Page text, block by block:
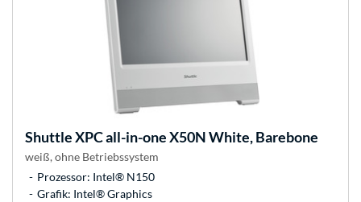
ShuttleXPC all-in-one X50N White, Barebone
weiß, ohne Betriebssystem
Prozessor: Intel® N150
Grafik: Intel® Graphics